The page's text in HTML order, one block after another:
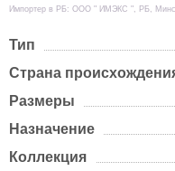
Импортер в РБ: ООО " ИМЭКС ", РБ,
Тип
Страна
Размеры
Назначение
Коллекция